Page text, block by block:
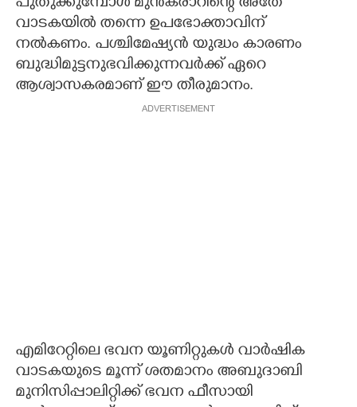
വാടകയിൽ തന്നെ ഉപഭോക്താവിന്
നൽകണം. പശ്ചിമേഷ്യൻ യുദ്ധം കാരണം
ബുദ്ധിമുട്ടനുഭവിക്കുന്നവർക്ക് ഏറെ
ആശ്വാസകരമാണ് ഈ തീരുമാനം.
ADVERTISEMENT
എമിറേറ്റിലെ ഭവന യൂണിറ്റുകൾ വാർഷിക
വാടകയുടെ മൂന്ന് ശതമാനം അബുദാബി
മുനിസിപ്പാലിറ്റിക്ക് ഭവന ഫീസായി